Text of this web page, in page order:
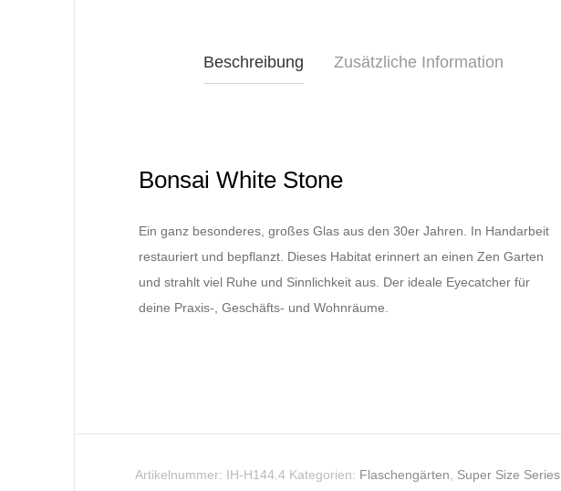
Beschreibung Zusätzliche Information
Bonsai White Stone
Ein ganz besonderes, großes Glas aus den 30er Jahren. In Handarbeit
restauriert und bepflanzt. Dieses Habitat erinnert an einen Zen Garten
und strahlt viel Ruhe und Sinnlichkeit aus. Der ideale Eyecatcher für
deine Praxis-, Geschäfts- und Wohnräume.
Artikelnummer: IH-H144.4 Kategorien: Flaschengärten, Super Size Series